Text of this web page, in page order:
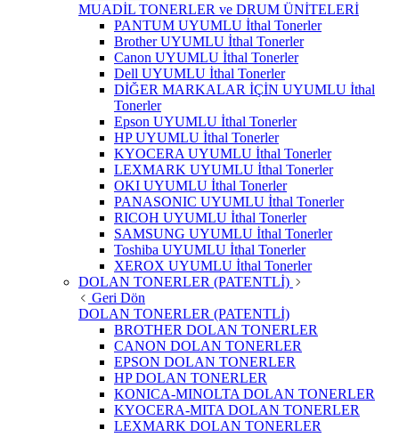
MUADİL TONERLER ve DRUM ÜNİTELERİ
PANTUM UYUMLU İthal Tonerler
Brother UYUMLU İthal Tonerler
Canon UYUMLU İthal Tonerler
Dell UYUMLU İthal Tonerler
DİĞER MARKALAR İÇİN UYUMLU İthal
Tonerler
Epson UYUMLU İthal Tonerler
HP UYUMLU İthal Tonerler
KYOCERA UYUMLU İthal Tonerler
LEXMARK UYUMLU İthal Tonerler
OKI UYUMLU İthal Tonerler
PANASONIC UYUMLU İthal Tonerler
RICOH UYUMLU İthal Tonerler
SAMSUNG UYUMLU İthal Tonerler
Toshiba UYUMLU İthal Tonerler
XEROX UYUMLU İthal Tonerler
DOLAN TONERLER (PATENTLİ)
Geri Dön
DOLAN TONERLER (PATENTLİ)
BROTHER DOLAN TONERLER
CANON DOLAN TONERLER
EPSON DOLAN TONERLER
HP DOLAN TONERLER
KONICA-MINOLTA DOLAN TONERLER
KYOCERA-MITA DOLAN TONERLER
LEXMARK DOLAN TONERLER